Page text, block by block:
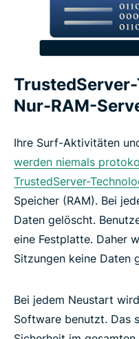
Schützen Sie Ihre
Ihrer KI-Chats
Identity Defender
USA)
Automatisieren Sie
von ExpressVPN
Welche Funktionen
vertrauenswürdig?
Nur-RAM-
Ihre Surf-Aktivitäten
werden niemals
TrustedServer-
Speicher (RAM). Bei
Daten gelöscht.
eine Festplatte. Daher
Sitzungen keine Daten
Bei jedem Neustart
Software benutzt. Das